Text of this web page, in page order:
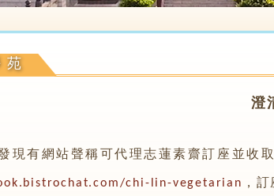
澄
現有網站聲稱可代理志蓮素齋訂座並收
chi-lin-vegetarian ，